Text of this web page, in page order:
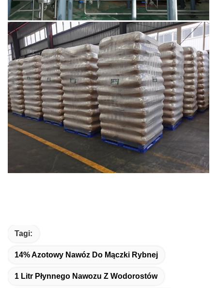
Tagi:
14% Azotowy Nawóz Do Mączki Rybnej
1 Litr Płynnego Nawozu Z Wodorostów